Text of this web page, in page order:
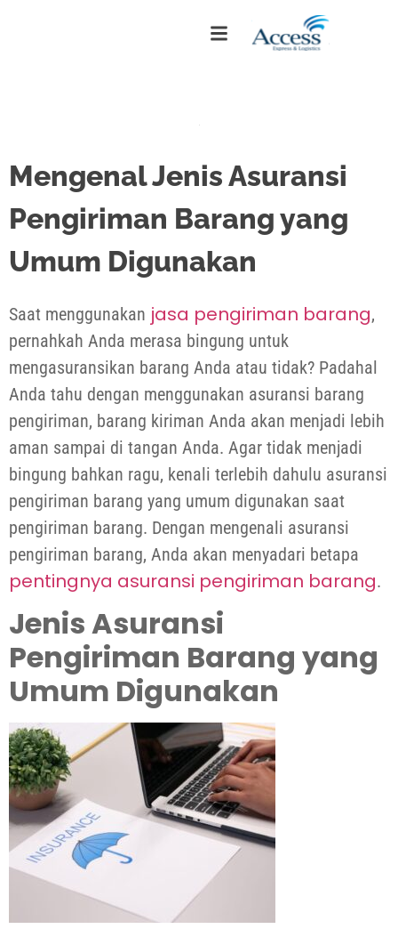
Mengenal Jenis Asuransi
Pengiriman Barang yang
Umum Digunakan
Saat menggunakan jasa pengiriman barang,
pernahkah Anda merasa bingung untuk
mengasuransikan barang Anda atau tidak? Padahal
Anda tahu dengan menggunakan asuransi barang
pengiriman, barang kiriman Anda akan menjadi lebih
aman sampai di tangan Anda. Agar tidak menjadi
bingung bahkan ragu, kenali terlebih dahulu asuransi
pengiriman barang yang umum digunakan saat
pengiriman barang. Dengan mengenali asuransi
pengiriman barang, Anda akan menyadari betapa
pentingnya asuransi pengiriman barang.
Jenis Asuransi
Pengiriman Barang yang
Umum Digunakan